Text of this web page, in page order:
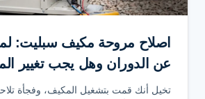
اصلاح مروحة مكيف سبليت:
عن الدوران وهل يجب تغيير
تخيل أنك قمت بتشغيل المكيف، وفجأة